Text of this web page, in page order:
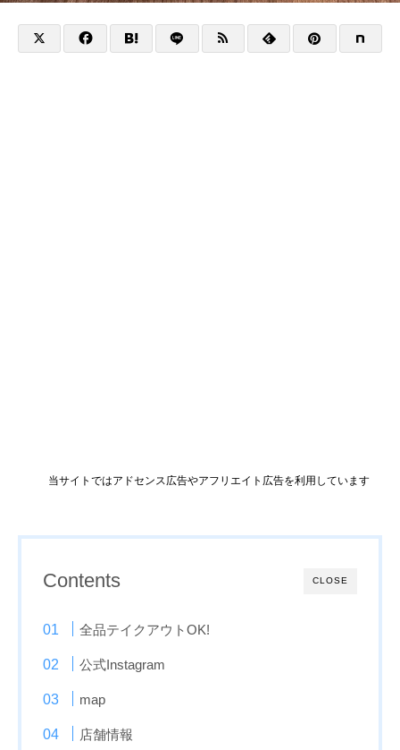
当サイトではアドセンス広告やアフリエイト広告を利用しています
CLOSE
Contents
全品テイクアウトOK!
公式Instagram
map
店舗情報